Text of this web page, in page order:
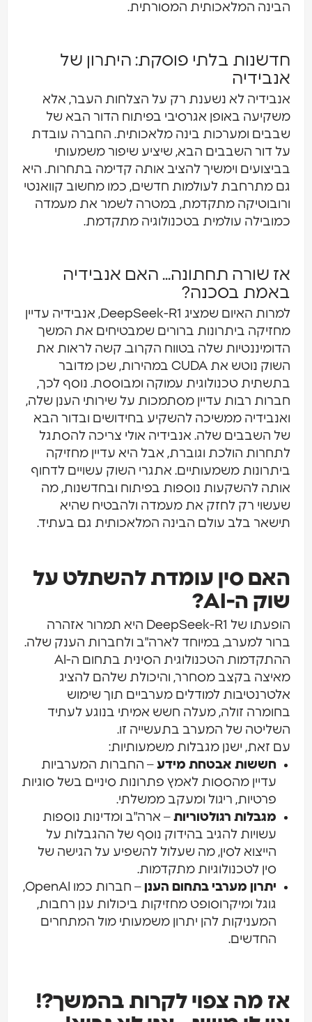
הבינה המלאכותית המסורתית.
חדשנות בלתי פוסקת: היתרון של
אנבידיה
אנבידיה לא נשענת רק על הצלחות העבר, אלא
משקיעה באופן אגרסיבי בפיתוח הדור הבא של
שבבים ומערכות בינה מלאכותית. החברה עובדת
על דור השבבים הבא, שיציע שיפור משמעותי
בביצועים וימשיך להציב אותה קדימה בתחרות. היא
גם מתרחבת לעולמות חדשים, כמו מחשוב קוואנטי
ורובוטיקה מתקדמת, במטרה לשמר את מעמדה
כמובילה עולמית בטכנולוגיה מתקדמת.
אז שורה תחתונה... האם אנבידיה
באמת בסכנה?
למרות האיום שמציג DeepSeek-R1, אנבידיה עדיין
מחזיקה ביתרונות ברורים שמבטיחים את המשך
הדומיננטיות שלה בטווח הקרוב. קשה לראות את
השוק נוטש את CUDA במהירות, שכן מדובר
בתשתית טכנולוגית עמוקה ומבוססת. נוסף לכך,
חברות רבות עדיין מסתמכות על שירותי הענן שלה,
ואנבידיה ממשיכה להשקיע בחידושים ובדור הבא
של השבבים שלה. אנבידיה אולי צריכה להסתגל
לתחרות הולכת וגוברת, אבל היא עדיין מחזיקה
ביתרונות משמעותיים. אתגרי השוק עשויים לדחוף
אותה להשקעות נוספות בפיתוח ובחדשנות, מה
שעשוי רק לחזק את מעמדה ולהבטיח שהיא
תישאר בלב עולם הבינה המלאכותית גם בעתיד.
האם סין עומדת להשתלט על
שוק ה-AI?
הופעתו של DeepSeek-R1 היא תמרור אזהרה
ברור למערב, במיוחד לארה"ב ולחברות הענק שלה.
ההתקדמות הטכנולוגית הסינית בתחום ה-AI
מאיצה בקצב מסחרר, והיכולת שלהם להציג
אלטרנטיבות למודלים מערביים תוך שימוש
בחומרה זולה, מעלה חשש אמיתי בנוגע לעתיד
השליטה של המערב בתעשייה זו.
עם זאת, ישנן מגבלות משמעותיות:
חששות אבטחת מידע – החברות המערביות
עדיין מהססות לאמץ פתרונות סיניים בשל סוגיות
פרטיות, ריגול ומעקב ממשלתי.
מגבלות רגולטוריות – ארה"ב ומדינות נוספות
עשויות להגיב בהידוק נוסף של ההגבלות על
הייצוא לסין, מה שעלול להשפיע על הגישה של
סין לטכנולוגיות מתקדמות.
יתרון מערבי בתחום הענן
– חברות כמו OpenAI,
גוגל ומיקרוסופט מחזיקות ביכולות ענן רחבות,
המעניקות להן יתרון משמעותי מול המתחרים
החדשים.
אז מה צפוי לקרות בהמשך?!